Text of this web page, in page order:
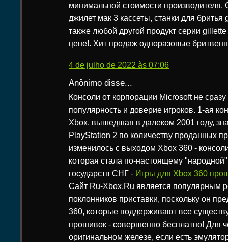
минимальной стоимости производителя.
джилет мак 3 кассеты, станки для бритья
также любой другой продукт серии
цене!. Хит продаж одноразовые
4 de julho de 2022 às 07:06
Anônimo disse...
Консоли от корпорации Microsoft не
популярность и доверие игроков. 1-ая
Xbox, вышедшая в далеком 2001 году,
PlayStation 2 по количеству проданных
изменилось с выходом Xbox 360 -
которая стала по-настоящему
государств СНГ - Игры для Xbox 360
Сайт Ru-Xbox.Ru является популярным
поклонников приставки, поскольку он
360, которые поддерживают все
прошивок - совершенно бесплатно! Для
оригинальном железе, если есть